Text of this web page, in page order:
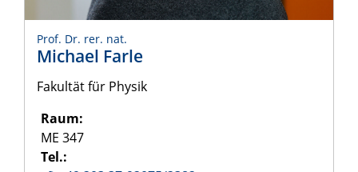
Prof. Dr. rer. nat.
Michael Farle
Fakultät für Physik
Raum:
ME 347
Tel.: